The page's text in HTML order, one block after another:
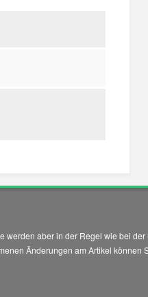
aber in der Regel wie bei
Änderungen am Artikel können